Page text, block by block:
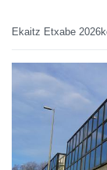
Ekaitz Etxabe